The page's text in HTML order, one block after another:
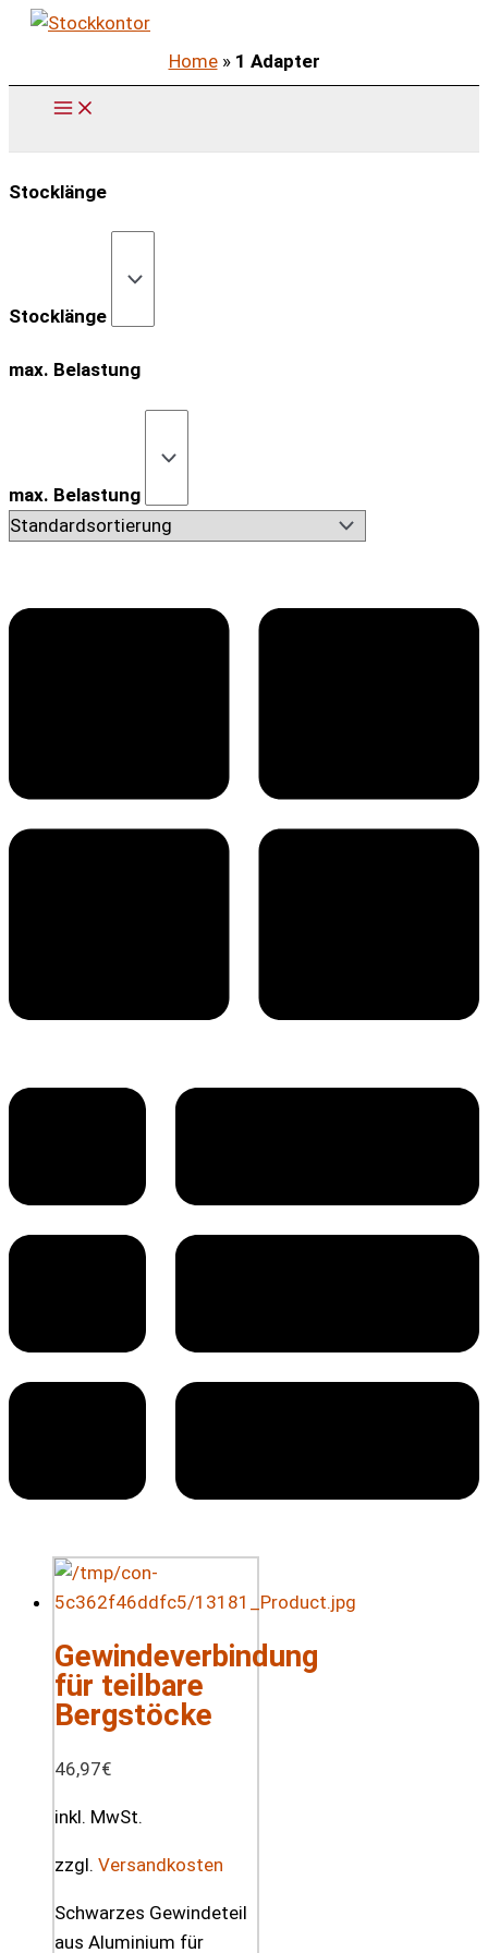
Zum
springen
Home» 1 Adapter
Stocklänge
Stocklänge
max. Belastung
max. Belastung
Gewindeverbindung
für teilbare
Bergstöcke
46,97€
inkl. MwSt.
zzgl. Versandkosten
Schwarzes Gewindeteil
aus Aluminium für